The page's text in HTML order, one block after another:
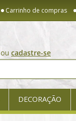
Carrinho de compras
ou cadastre-se
DECORAÇÃO